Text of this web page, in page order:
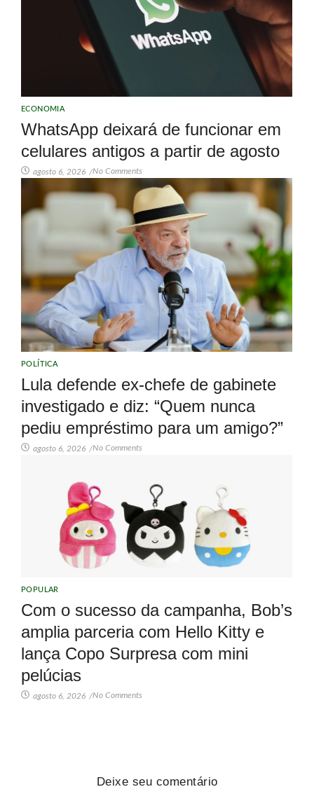
ECONOMIA
WhatsApp deixará de funcionar em
celulares antigos a partir de agosto
agosto 6, 2026 /No Comments
POLÍTICA
Lula defende ex-chefe de gabinete
investigado e diz: “Quem nunca
pediu empréstimo para um amigo?”
agosto 6, 2026 /No Comments
POPULAR
Com o sucesso da campanha, Bob’s
amplia parceria com Hello Kitty e
lança Copo Surpresa com mini
pelúcias
agosto 6, 2026 /No Comments
Deixe seu comentário